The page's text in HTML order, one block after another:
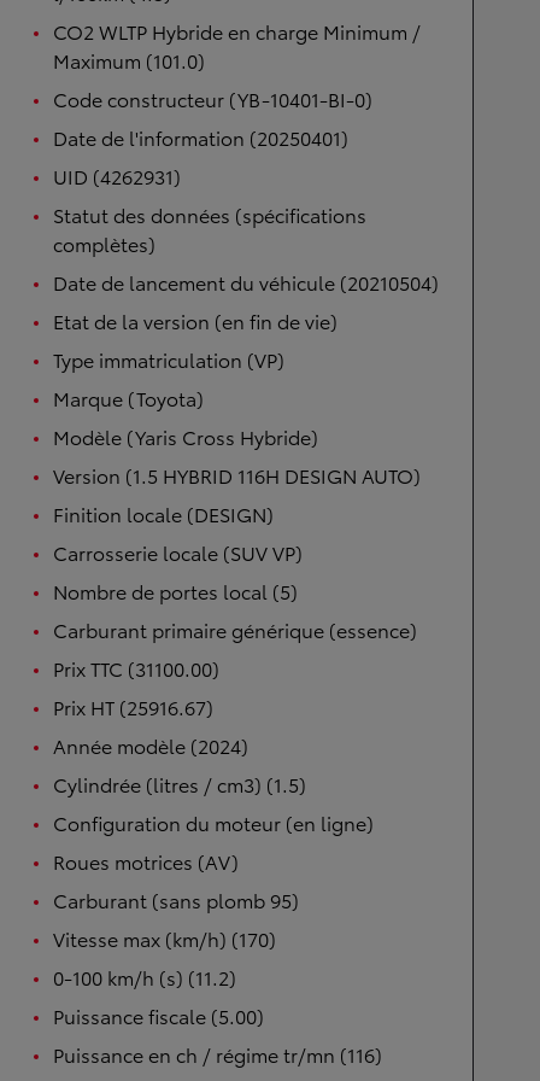
CO2 WLTP Hybride en charge Minimum /
Maximum (101.0)
Code constructeur (YB-10401-BI-0)
Date de l'information (20250401)
UID (4262931)
Statut des données (spécifications
complètes)
Date de lancement du véhicule (20210504)
Etat de la version (en fin de vie)
Type immatriculation (VP)
Marque (Toyota)
Modèle (Yaris Cross Hybride)
Version (1.5 HYBRID 116H DESIGN AUTO)
Finition locale (DESIGN)
Carrosserie locale (SUV VP)
Nombre de portes local (5)
Carburant primaire générique (essence)
Prix TTC (31100.00)
Prix HT (25916.67)
Année modèle (2024)
Cylindrée (litres / cm3) (1.5)
Configuration du moteur (en ligne)
Roues motrices (AV)
Carburant (sans plomb 95)
Vitesse max (km/h) (170)
0-100 km/h (s) (11.2)
Puissance fiscale (5.00)
Puissance en ch / régime tr/mn (116)